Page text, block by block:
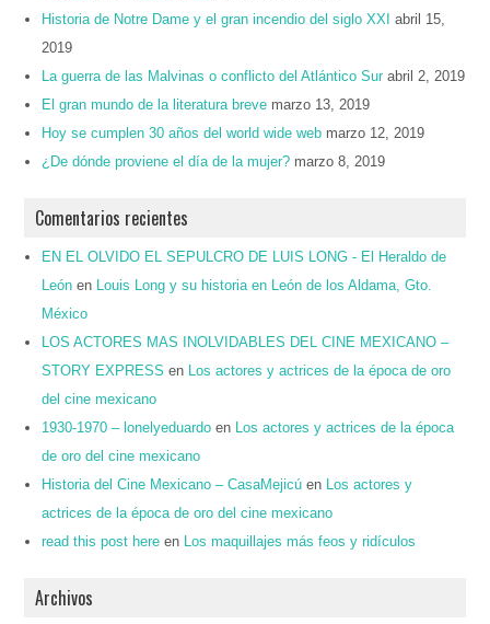
Historia de Notre Dame y el gran incendio del siglo XXI
abril 15,
2019
La guerra de las Malvinas o conflicto del Atlántico Sur abril 2, 2019
El gran mundo de la literatura breve marzo 13, 2019
Hoy se cumplen 30 años del world wide web marzo 12, 2019
¿De dónde proviene el día de la mujer? marzo 8, 2019
Comentarios recientes
EN EL OLVIDO EL SEPULCRO DE LUIS LONG - El Heraldo de
León en
Louis Long y su historia en León de los Aldama, Gto.
México
LOS ACTORES MAS INOLVIDABLES DEL CINE MEXICANO –
STORY EXPRESS en
Los actores y actrices de la época de oro
del cine mexicano
1930-1970 – lonelyeduardo en
Los actores y actrices de la época
de oro del cine mexicano
Historia del Cine Mexicano – CasaMejicú en
Los actores y
actrices de la época de oro del cine mexicano
read this post here en Los maquillajes más feos y ridículos
Archivos